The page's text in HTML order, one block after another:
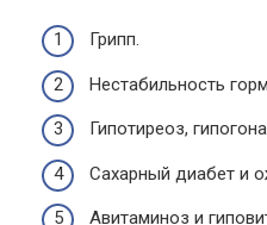
Грипп.
Нестабильность
Гипотиреоз,
Сахарный диабет и
Авитаминоз и